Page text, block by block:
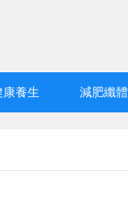
康養生 減肥纖體